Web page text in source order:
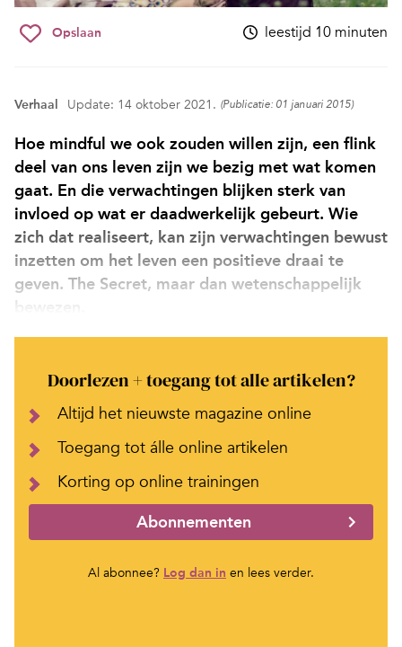
Opslaan leestijd 10 minuten
Verhaal Update: 14 oktober 2021. (Publicatie: 01 januari 2015)
Hoe mindful we ook zouden willen zijn, een flink
deel van ons leven zijn we bezig met wat komen
gaat. En die verwachtingen blijken sterk van
invloed op wat er daadwerkelijk gebeurt. Wie
zich dat realiseert, kan zijn verwachtingen bewust
inzetten om het leven een positieve draai te
geven. The Secret, maar dan wetenschappelijk
bewezen.
Doorlezen + toegang tot alle artikelen?
Altijd het nieuwste magazine online
Toegang tot álle online artikelen
Korting op online trainingen
Abonnementen
Al abonnee? Log dan in en lees verder.